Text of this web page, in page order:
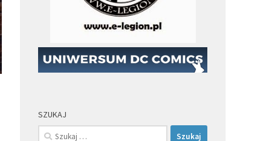
SZUKAJ
Szukaj: